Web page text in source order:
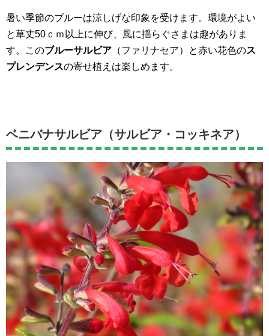
暑い季節のブルーは涼しげな印象を受けます。環境がよい
と草丈50ｃｍ以上に伸び、風に揺らぐさまは趣がありま
す。このブルーサルビア （ファリナセア）と赤い花色のス
プレンデンスの寄せ植えは楽しめます。
ベニバナサルビア（サルビア・コッキネア）